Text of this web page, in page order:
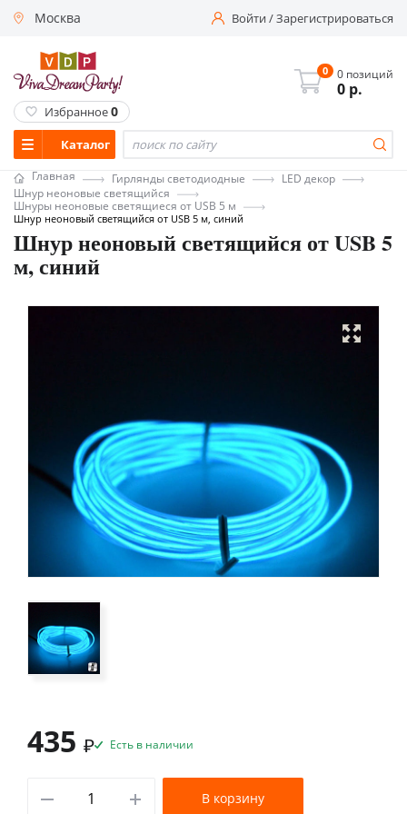
Москва Войти/Зарегистрироваться
Каталог
0 0 позиций
0 р.
Избранное0
Главная Гирлянды светодиодные
LED декор
Шнур неоновые светящийся
Шнуры неоновые светящиеся от USB 5 м
Шнур неоновый светящийся от USB 5 м, синий
Шнур неоновый светящийся от USB 5
м, синий
435 ₽ Есть в наличии
В корзину